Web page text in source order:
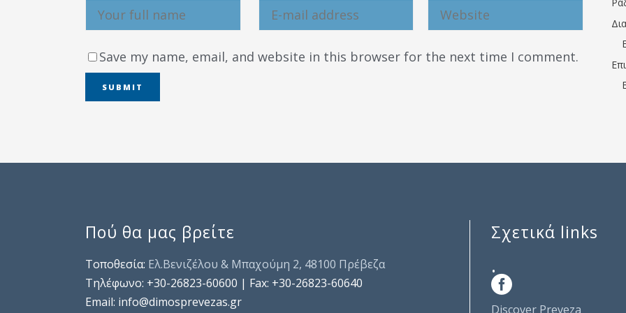
Save my name, email, and website in this browser for the next time I comment.
Πού θα μας βρείτε
Τοποθεσία: Ελ.Βενιζέλου & Μπαχούμη 2, 48100 Πρέβεζα
Τηλέφωνo: +30-26823-60600 | Fax: +30-26823-60640
Email: info@dimosprevezas.gr
Σχετικά links
.
Discover Preveza